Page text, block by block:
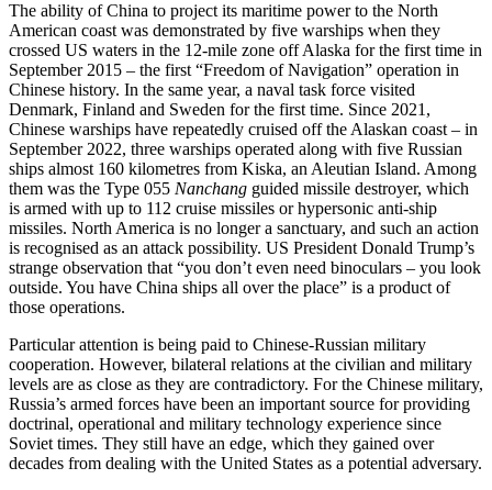
The ability of China to project its maritime power to the North
American coast was demonstrated by five warships when they
crossed US waters in the 12-mile zone off Alaska for the first time in
September 2015 – the first “Freedom of Navigation” operation in
Chinese history. In the same year, a naval task force visited
Denmark, Finland and Sweden for the first time. Since 2021,
Chinese warships have repeatedly cruised off the Alaskan coast – in
Septem­ber 2022, three warships operated along with five Russian
ships almost 160 kilo­metres from Kiska, an Aleutian Island. Among
them was the Type 055 Nanchang guided missile destroyer, which
is armed with up to 112 cruise missiles or hypersonic anti-ship
missiles. North America is no longer a sanctuary, and such an action
is recognised as an attack possibility. US Presi­dent Donald Trump’s
strange observation that “you don’t even need binoculars – you look
outside. You have China ships all over the place” is a product of
those opera­tions.
Particular attention is being paid to Chinese-Russian military
cooperation. How­ever, bilateral relations at the civilian and military
levels are as close as they are contra­dictory. For the Chinese military,
Russia’s armed forces have been an important source for providing
doctrinal, operational and military technology experience since
Soviet times. They still have an edge, which they gained over
decades from dealing with the United States as a potential adversary.